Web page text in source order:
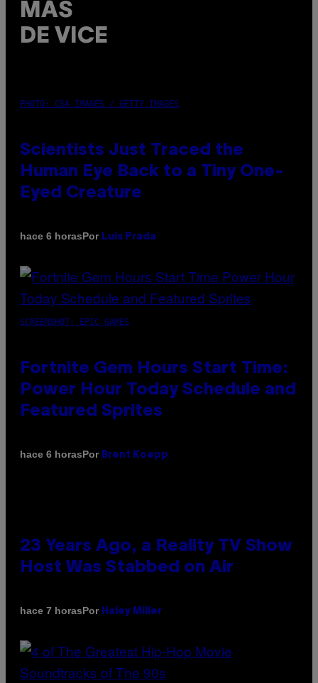
MÁS
DE VICE
PHOTO: CSA IMAGES / GETTY IMAGES
Scientists Just Traced the
Human Eye Back to a Tiny One-
Eyed Creature
hace 6 horasPor Luis Prada
SCREENSHOT: EPIC GAMES
Fortnite Gem Hours Start Time:
Power Hour Today Schedule and
Featured Sprites
hace 6 horasPor Brent Koepp
23 Years Ago, a Reality TV Show
Host Was Stabbed on Air
hace 7 horasPor Haley Miller